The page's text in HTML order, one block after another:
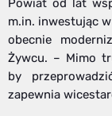
Powiat od lat
m.in. inwestując
obecnie
Żywcu. – Mimo
by
zapewnia